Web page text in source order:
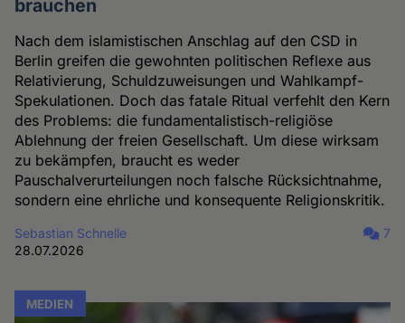
brauchen
Nach dem islamistischen Anschlag auf den CSD in
Berlin greifen die gewohnten politischen Reflexe aus
Relativierung, Schuldzuweisungen und Wahlkampf-
Spekulationen. Doch das fatale Ritual verfehlt den Kern
des Problems: die fundamentalistisch-religiöse
Ablehnung der freien Gesellschaft. Um diese wirksam
zu bekämpfen, braucht es weder
Pauschalverurteilungen noch falsche Rücksichtnahme,
sondern eine ehrliche und konsequente Religionskritik.
Sebastian Schnelle
28.07.2026
7
MEDIEN